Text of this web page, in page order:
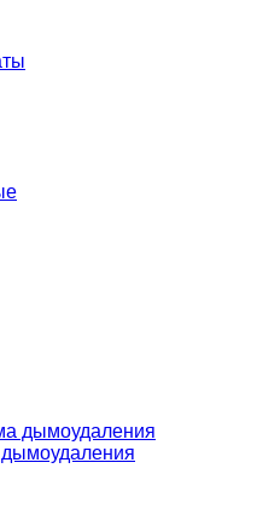
дымоудаления
дымоудаления